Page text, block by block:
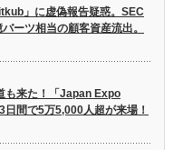
」に虚偽報告疑惑。SEC
ーツ相当の顧客資産流出。
も来た！「Japan Expo
間で5万5,000人超が来場！